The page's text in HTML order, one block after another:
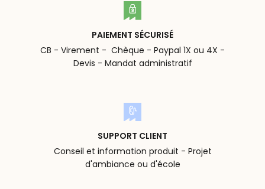
PAIEMENT SÉCURISÉ
CB - Virement - Chèque - Paypal 1X ou 4X -
Devis - Mandat administratif
SUPPORT CLIENT
Conseil et information produit - Projet
d'ambiance ou d'école